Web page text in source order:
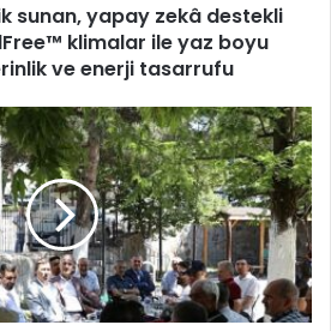
sunan, yapay zekâ destekli
klimalar ile yaz boyu
ve enerji tasarrufu